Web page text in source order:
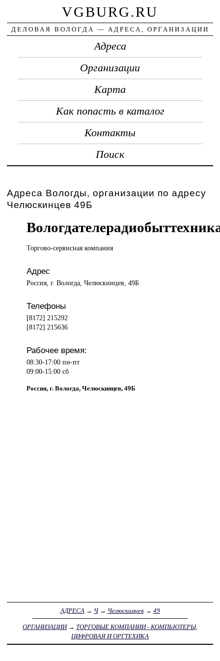
VGBURG.RU
ДЕЛОВАЯ ВОЛОГДА — АДРЕСА, ОРГАНИЗАЦИИ
Адреса
Организации
Карта
Как попасть в каталог
Контакты
Поиск
Адреса Вологды, организации по адресу
Челюскинцев 49Б
Торгово-сервисная компания
Адрес
Россия, г. Вологда, Челюскинцев, 49Б
Телефоны
[8172] 215292
[8172] 215636
Рабочее время:
08:30-17:00 пн-пт
09:00-15:00 сб
Россия, г. Вологда, Челюскинцев, 49Б
АДРЕСА → Ч→ Челюскинцев→ 49
ОРГАНИЗАЦИИ→ ТОРГОВЫЕ КОМПАНИИ - КОМПЬЮТЕРЫ,
ЦИФРОВАЯ И ОРГТЕХИКА